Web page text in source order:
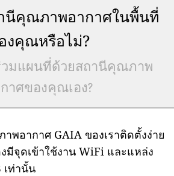
นีคุณภาพอากาศในพื้นที่
งคุณหรือไม่?
วมแผนที่ด้วยสถานีคุณภาพ
าศของคุณเอง?
พอากาศ GAIA ของเราติดตั้งง่าย
มีจุดเข้าใช้งาน WiFi และแหล่ง
เท่านั้น